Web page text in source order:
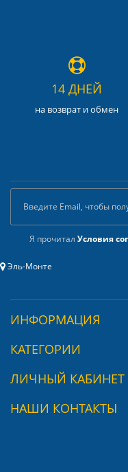
14 ДНЕЙ
на возврат и обмен
Я прочитал Условия
Эль-Монте
ИНФОРМАЦИЯ
КАТЕГОРИИ
ЛИЧНЫЙ КАБИНЕТ
НАШИ КОНТАКТЫ